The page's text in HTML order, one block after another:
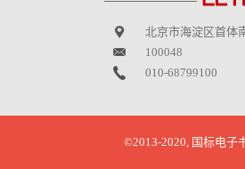
北京市海淀区首体
100048
010-68799100
©2013-2020, 国标电子